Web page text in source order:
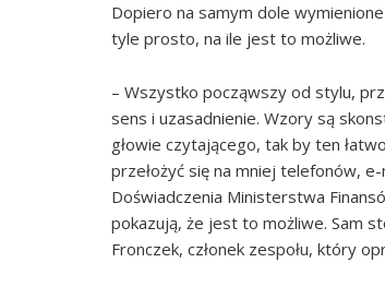
Dopiero na samym dole
tyle prosto, na ile jest to możliwe.
– Wszystko począwszy od stylu,
sens i uzasadnienie. Wzory są
głowie czytającego, tak by ten
przełożyć się na mniej telefonów,
Doświadczenia Ministerstwa
pokazują, że jest to możliwe. Sam
Fronczek, członek zespołu, który